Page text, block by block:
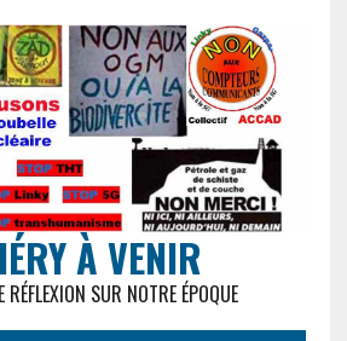
À VENIR
RÉFLEXION SUR NOTRE ÉPOQUE